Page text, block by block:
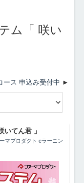
ム「 咲い
ース 申込み受付中
いてん君 」
マプロダクト eラーニン